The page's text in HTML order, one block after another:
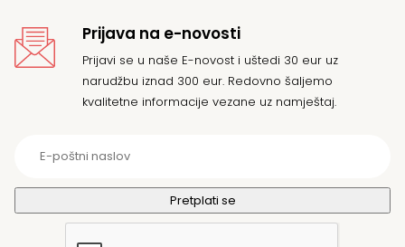
Prijava na e-novosti
Prijavi se u naše E-novost i uštedi 30 eur uz
narudžbu iznad 300 eur. Redovno šaljemo
kvalitetne informacije vezane uz namještaj.